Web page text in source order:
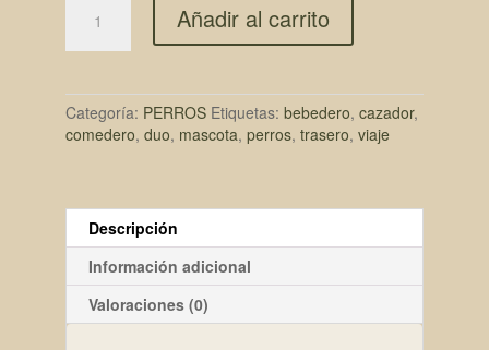
Añadir al carrito
Categoría: PERROS Etiquetas: bebedero, cazador,
comedero, duo, mascota, perros, trasero, viaje
Descripción
Información adicional
Valoraciones (0)